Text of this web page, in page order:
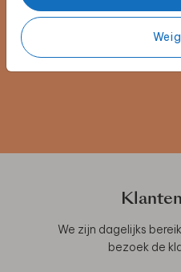
Schrijf je in voor
Blijf op de hoogte van alle
unieke samenwerkingen!
We zijn dagelijks
bezoek de